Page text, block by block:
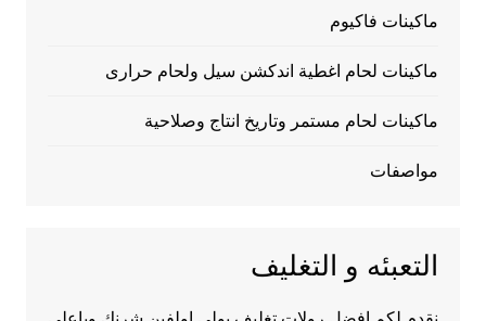
ماكينات فاكيوم
ماكينات لحام اغطية اندكشن سيل ولحام حرارى
ماكينات لحام مستمر وتاريخ انتاج وصلاحية
مواصفات
التعبئه و التغليف